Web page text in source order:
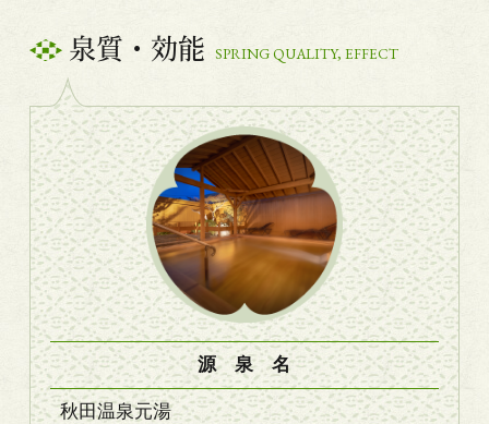
泉質・効能 SPRING QUALITY, EFFECT
源 泉 名
秋田温泉元湯